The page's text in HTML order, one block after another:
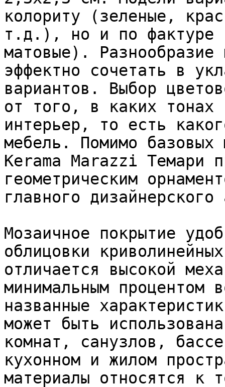
колориту (зеленые,
т.д.), но и по фактуре
матовые). Разнообразие
эффектно сочетать в
вариантов. Выбор
от того, в каких тонах
интерьер, то есть
мебель. Помимо базовых
Kerama Marazzi Темари
геометрическим
главного
Мозаичное покрытие
облицовки
отличается высокой
минимальным процентом
названные
может быть
комнат, санузлов,
кухонном и жилом
материалы относятся к